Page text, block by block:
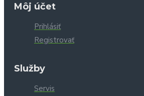
Môj účet
Prihlásiť
Registrovať
Služby
Servis